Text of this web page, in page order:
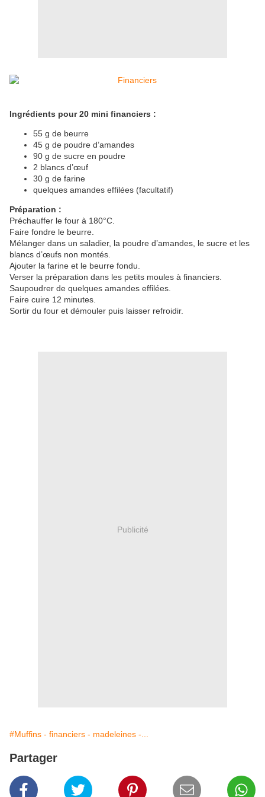
Ingrédients pour 20 mini financiers :
55 g de beurre
45 g de poudre d’amandes
90 g de sucre en poudre
2 blancs d’œuf
30 g de farine
quelques amandes effilées (facultatif)
Préparation :
Préchauffer le four à 180°C.
Faire fondre le beurre.
Mélanger dans un saladier, la poudre d’amandes, le sucre et les
blancs d’œufs non montés.
Ajouter la farine et le beurre fondu.
Verser la préparation dans les petits moules à financiers.
Saupoudrer de quelques amandes effilées.
Faire cuire 12 minutes.
Sortir du four et démouler puis laisser refroidir.
Publicité
#Muffins - financiers - madeleines -...
Partager